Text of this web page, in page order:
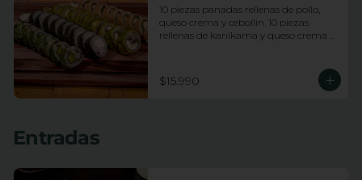
10 piezas panadas rellenas de pollo,
queso crema y cebollin. 10 piezas
rellenas de kanikama y queso crema
envueltas en ciboulette. 10 piezas
rellenas de champiñones tempura,
$15.990
Entradas